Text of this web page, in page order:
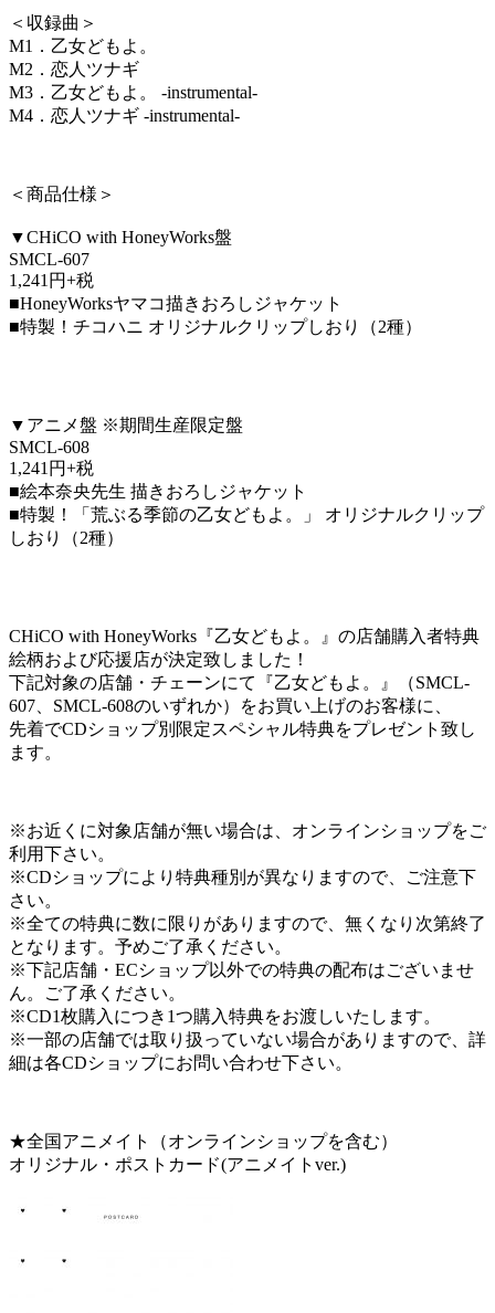
＜収録曲＞
M1．乙女どもよ。
M2．恋人ツナギ
M3．乙女どもよ。 -instrumental-
M4．恋人ツナギ -instrumental-
＜商品仕様＞
▼CHiCO with HoneyWorks盤
SMCL-607
1,241円+税
■HoneyWorksヤマコ描きおろしジャケット
■特製！チコハニ オリジナルクリップしおり（2種）
▼アニメ盤 ※期間生産限定盤
SMCL-608
1,241円+税
■絵本奈央先生 描きおろしジャケット
■特製！「荒ぶる季節の乙女どもよ。」 オリジナルクリップ
しおり（2種）
CHiCO with HoneyWorks『乙女どもよ。』の店舗購入者特典
絵柄および応援店が決定致しました！
下記対象の店舗・チェーンにて『乙女どもよ。』（SMCL-
607、SMCL-608のいずれか）をお買い上げのお客様に、
先着でCDショップ別限定スペシャル特典をプレゼント致し
ます。
※お近くに対象店舗が無い場合は、オンラインショップをご
利用下さい。
※CDショップにより特典種別が異なりますので、ご注意下
さい。
※全ての特典に数に限りがありますので、無くなり次第終了
となります。予めご了承ください。
※下記店舗・ECショップ以外での特典の配布はございませ
ん。ご了承ください。
※CD1枚購入につき1つ購入特典をお渡しいたします。
※一部の店舗では取り扱っていない場合がありますので、詳
細は各CDショップにお問い合わせ下さい。
★全国アニメイト（オンラインショップを含む）
オリジナル・ポストカード(アニメイトver.)